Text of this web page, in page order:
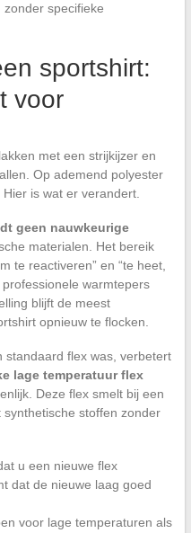
specifieke
sportshirt:
voor
met een strijkijzer en
Op ademend polyester
is wat er verandert.
geen nauwkeurige
materialen. Het bereik
te reactiveren” en “te heet,
warmtepers
blijft de meest
opnieuw te flocken.
standaard flex was, verbetert
lage temperatuur flex
Deze flex smelt bij een
stoffen zonder
u een nieuwe flex
dat de nieuwe laag goed
voor lage temperaturen als